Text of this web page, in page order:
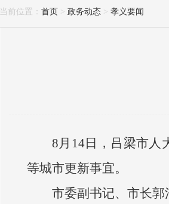
当前位置： 首页 > 政务动态 > 孝义要闻
8月14日，吕梁市人
等城市更新事宜。
市委副书记、市长郭